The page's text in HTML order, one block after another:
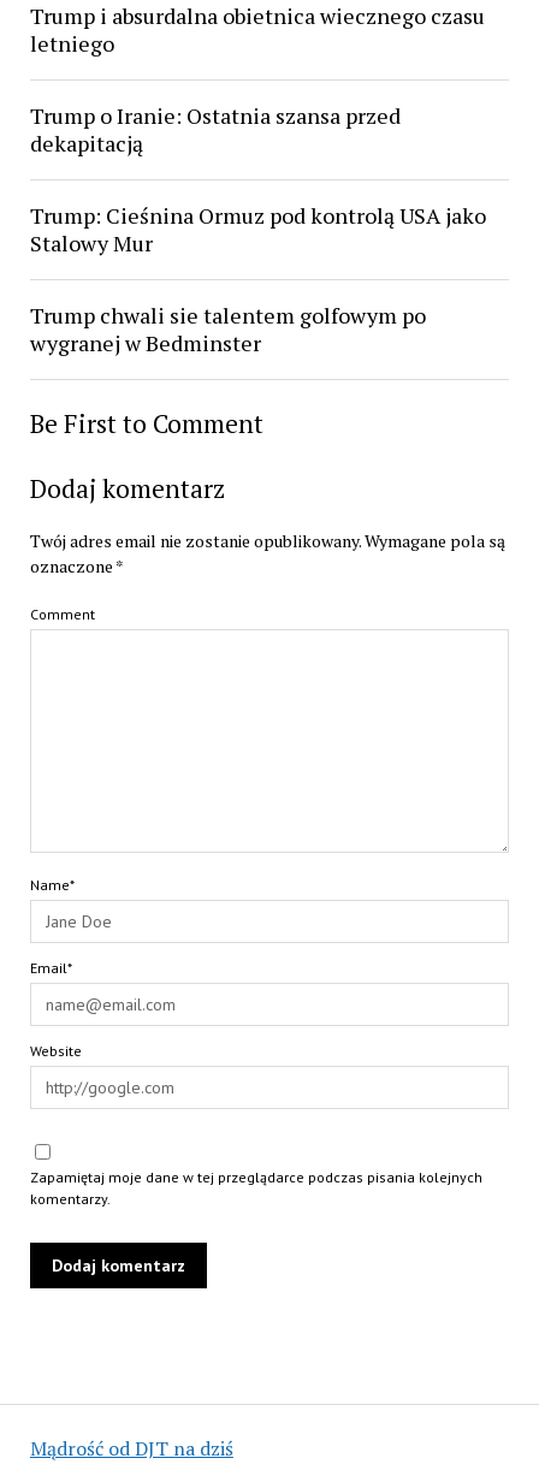
Mądrość od DJT na dziś
Trump i absurdalna obietnica wiecznego czasu
letniego
Trump o Iranie: Ostatnia szansa przed
dekapitacją
Trump: Cieśnina Ormuz pod kontrolą USA jako
Stalowy Mur
Trump chwali sie talentem golfowym po
wygranej w Bedminster
Be First to Comment
Dodaj komentarz
Twój adres email nie zostanie opublikowany.Wymagane pola są
oznaczone *
Comment
Name*
Email*
Website
Zapamiętaj moje dane w tej przeglądarce podczas pisania kolejnych
komentarzy.